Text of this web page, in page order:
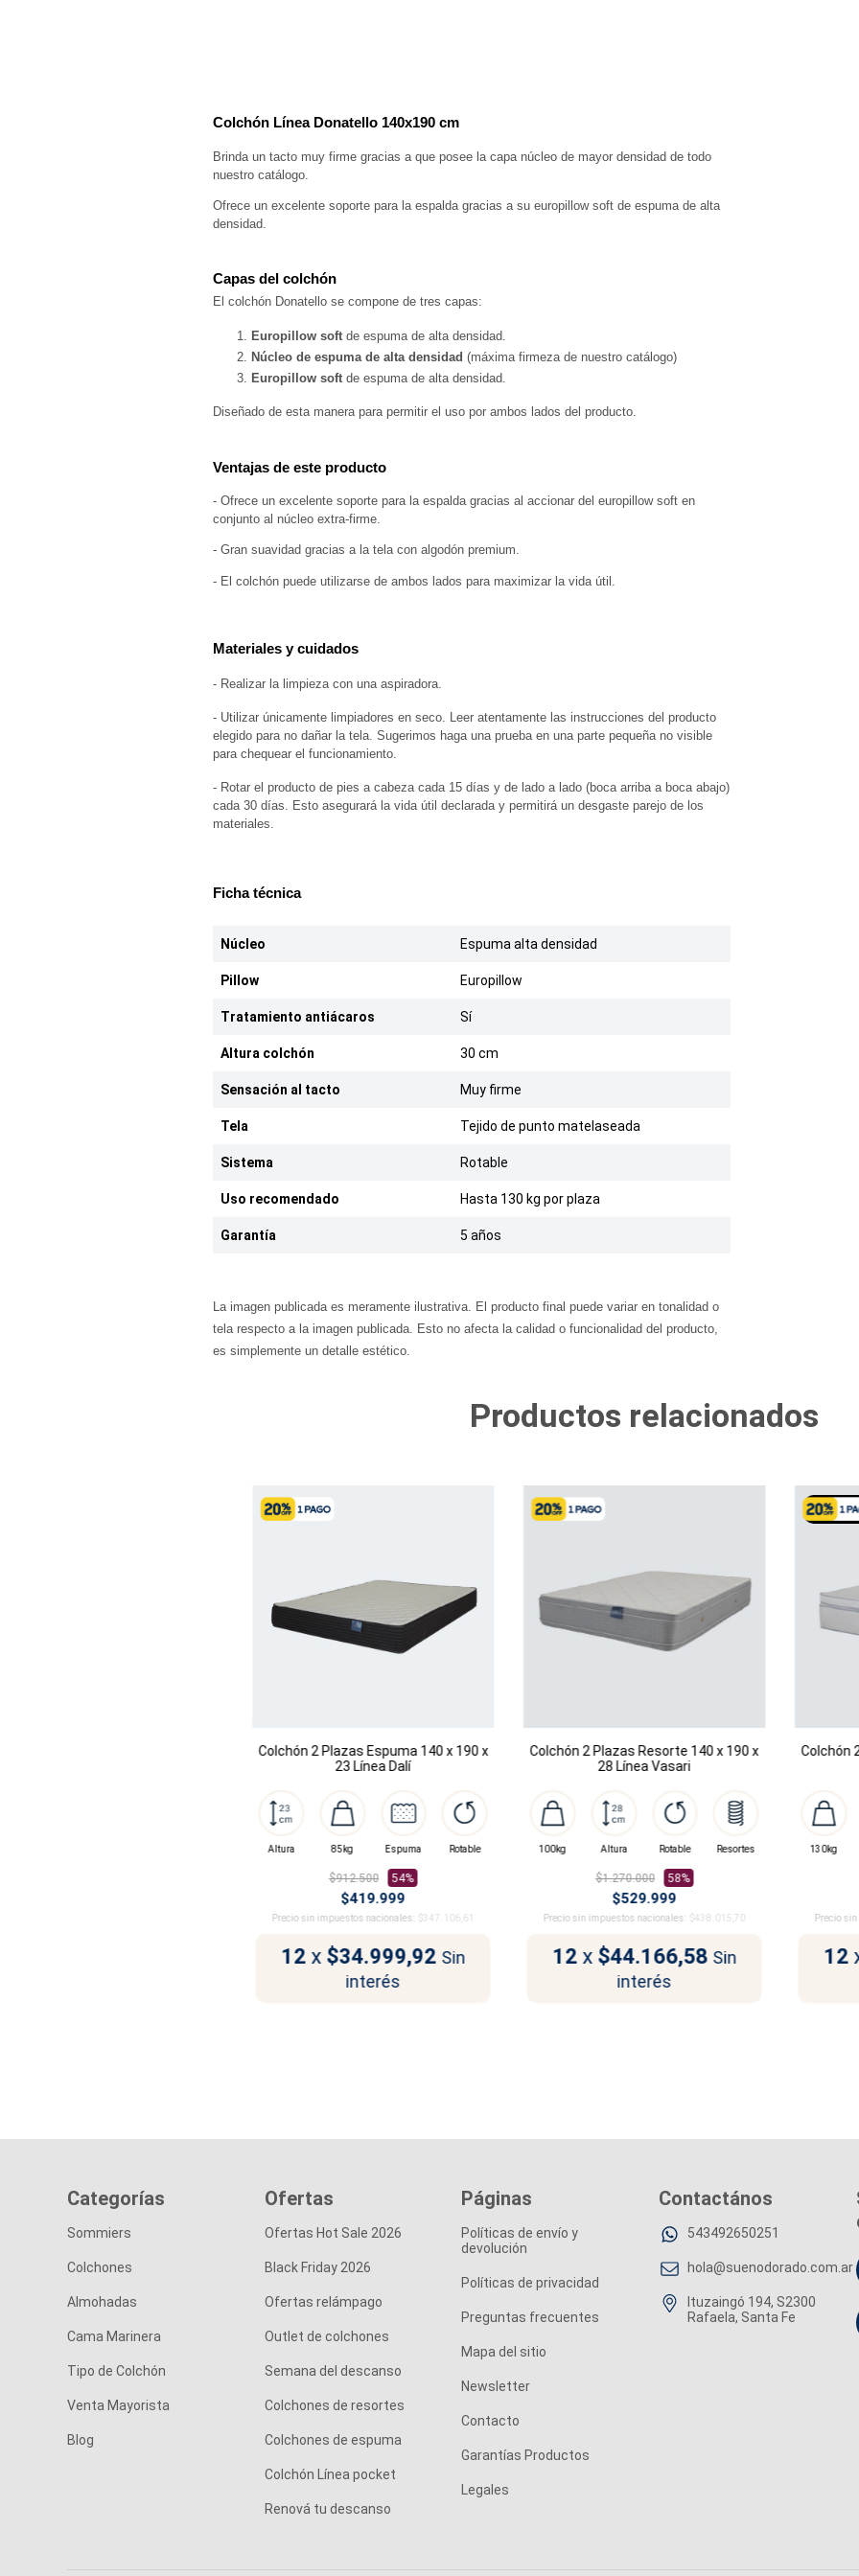
Colchón Línea Donatello 140x190 cm
Brinda un tacto muy firme gracias a que posee la capa núcleo de mayor densidad de todo
nuestro catálogo.
Ofrece un excelente soporte para la espalda gracias a su europillow soft de espuma de alta
densidad.
Capas del colchón
El colchón Donatello se compone de tres capas:
Europillow soft de espuma de alta densidad.
Núcleo de espuma de alta densidad (máxima firmeza de nuestro catálogo)
Europillow soft de espuma de alta densidad.
Diseñado de esta manera para permitir el uso por ambos lados del producto.
Ventajas de este producto
- Ofrece un excelente soporte para la espalda gracias al accionar del europillow soft en
conjunto al núcleo extra-firme.
- Gran suavidad gracias a la tela con algodón premium.
- El colchón puede utilizarse de ambos lados para maximizar la vida útil.
Materiales y cuidados
- Realizar la limpieza con una aspiradora.
- Utilizar únicamente limpiadores en seco. Leer atentamente las instrucciones del producto
elegido para no dañar la tela. Sugerimos haga una prueba en una parte pequeña no visible
para chequear el funcionamiento.
- Rotar el producto de pies a cabeza cada 15 días y de lado a lado (boca arriba a boca abajo)
cada 30 días. Esto asegurará la vida útil declarada y permitirá un desgaste parejo de los
materiales.
Ficha técnica
Núcleo Espuma alta densidad
Pillow Europillow
Tratamiento antiácaros Sí
Altura colchón 30 cm
Sensación al tacto Muy firme
Tela Tejido de punto matelaseada
Sistema Rotable
Uso recomendado Hasta 130 kg por plaza
Garantía 5 años
La imagen publicada es meramente ilustrativa. El producto final puede variar en tonalidad o
tela respecto a la imagen publicada. Esto no afecta la calidad o funcionalidad del producto,
es simplemente un detalle estético.
Productos relacionados
Colchón 2 Plazas Espuma 140 x 190 x
23 Línea Dalí
Altura 85kg Espuma Rotable
$912.500 54%
$419.999
Precio sin impuestos nacionales: $347.106,61
12 x $34.999,92 Sin
interés
Colchón 2 Plazas Resorte 140 x 190 x
28 Línea Vasari
100kg Altura Rotable Resortes
$1.270.000 58%
$529.999
Precio sin impuestos nacionales: $438.015,70
12 x $44.166,58 Sin
interés
SIN
Colchón
130kg
Precio
12
Categorías
Sommiers
Colchones
Almohadas
Cama Marinera
Tipo de Colchón
Venta Mayorista
Blog
Ofertas
Ofertas Hot Sale 2026
Black Friday 2026
Ofertas relámpago
Outlet de colchones
Semana del descanso
Colchones de resortes
Colchones de espuma
Colchón Línea pocket
Renová tu descanso
Páginas
Políticas de envío y
devolución
Políticas de privacidad
Preguntas frecuentes
Mapa del sitio
Newsletter
Contacto
Garantías Productos
Legales
Contactános
543492650251
hola@suenodorado.com.ar
Ituzaingó 194, S2300
Rafaela, Santa Fe